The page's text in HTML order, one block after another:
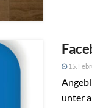
15.
unter